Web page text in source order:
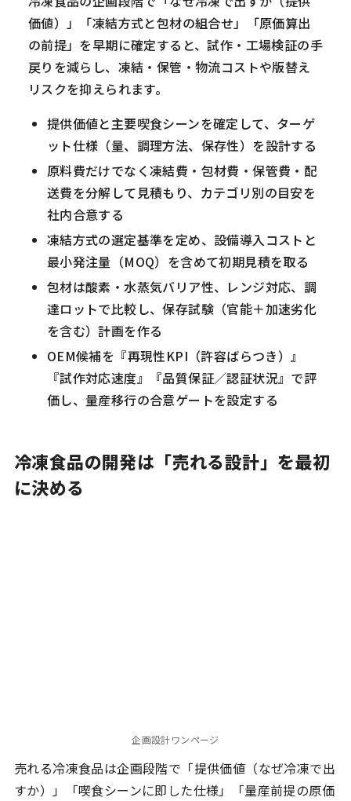
価値）」「凍結方式と包材の組合せ」「原価算出
の前提」を早期に確定すると、試作・工場検証の手
戻りを減らし、凍結・保管・物流コストや版替え
リスクを抑えられます。
提供価値と主要喫食シーンを確定して、ターゲ
ット仕様（量、調理方法、保存性）を設計する
原料費だけでなく凍結費・包材費・保管費・配
送費を分解して見積もり、カテゴリ別の目安を
社内合意する
凍結方式の選定基準を定め、設備導入コストと
最小発注量（MOQ）を含めて初期見積を取る
包材は酸素・水蒸気バリア性、レンジ対応、調
達ロットで比較し、保存試験（官能＋加速劣化
を含む）計画を作る
OEM候補を『再現性KPI（許容ばらつき）』
『試作対応速度』『品質保証／認証状況』で評
価し、量産移行の合意ゲートを設定する
冷凍食品の開発は「売れる設計」を最初
に決める
企画設計ワンページ
売れる冷凍食品は企画段階で「提供価値（なぜ冷凍で出
すか）」「喫食シーンに即した仕様」「量産前提の原価